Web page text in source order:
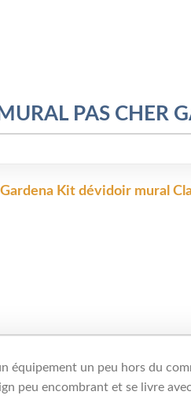
PAS CHER
Gardena Kit dévidoir mural
équipement un peu hors du
peu encombrant et se livre